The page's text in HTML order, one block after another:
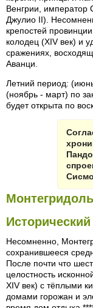
Венгрии, император
Джулио II).
крепостей
колодец (XIV век) и
сражениях,
Аванци.
Летний период:
(ноябрь - март) по
будет открыта по
Несомненно,
сохранившееся
После почти что
целостность
XIV век) с тёплыми
домами горожан и